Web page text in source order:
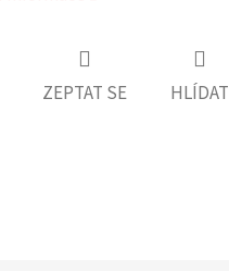
ZEPTAT SE HLÍDAT